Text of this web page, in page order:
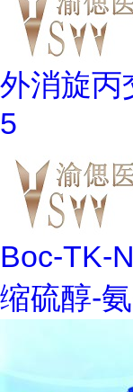
外消旋丙
5
Boc-TK-
缩硫醇-